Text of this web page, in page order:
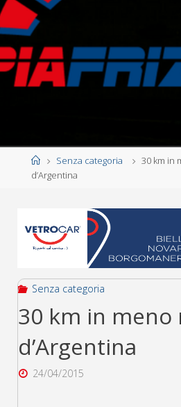
HomeSenza categoria
30 km in
d’Argentina
Senza categoria
30 km in meno
d’Argentina
24/04/2015